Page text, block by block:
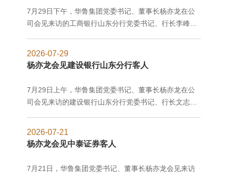
7月29日下午，华鲁集团党委书记、董事长杨亦龙在公
司会见来访的工商银行山东分行党委书记、行长李峰一
经理王涛参加会见。
2026-07-29
杨亦龙会见建设银行山东分行客人
7月29日上午，华鲁集团党委书记、董事长杨亦龙在公
司会见来访的建设银行山东分行党委书记、行长文志军
见。
2026-07-21
杨亦龙会见中泰证券客人
7月21日，华鲁集团党委书记、董事长杨亦龙会见来访